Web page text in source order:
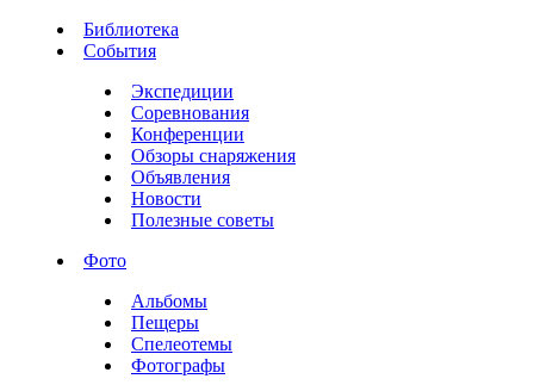
Библиотека
События
Экспедиции
Соревнования
Конференции
Обзоры снаряжения
Объявления
Новости
Полезные советы
Фото
Альбомы
Пещеры
Спелеотемы
Фотографы